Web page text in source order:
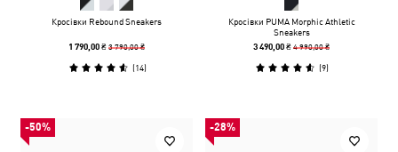
Кросівки Rebound Sneakers
1 790,00 ₴3 790,00 ₴
(14)
Кросівки PUMA Morphic Athletic
Sneakers
3 490,00 ₴4 990,00 ₴
(9)
-50% -28%